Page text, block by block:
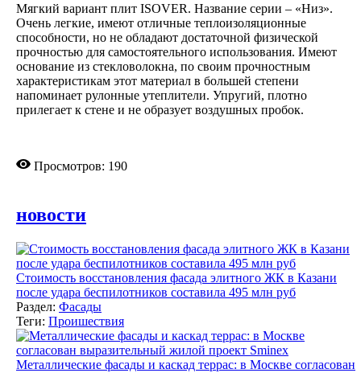
Мягкий вариант плит ISOVER. Название серии – «Низ».
Очень легкие, имеют отличные теплоизоляционные
способности, но не обладают достаточной физической
прочностью для самостоятельного использования. Имеют
основание из стекловолокна, по своим прочностным
характеристикам этот материал в большей степени
напоминает рулонные утеплители. Упругий, плотно
прилегает к стене и не образует воздушных пробок.
Просмотров: 190
новости
Стоимость восстановления фасада элитного ЖК в Казани
после удара беспилотников составила 495 млн руб
Раздел: Фасады
Теги: Проишествия
Металлические фасады и каскад террас: в Москве согласован